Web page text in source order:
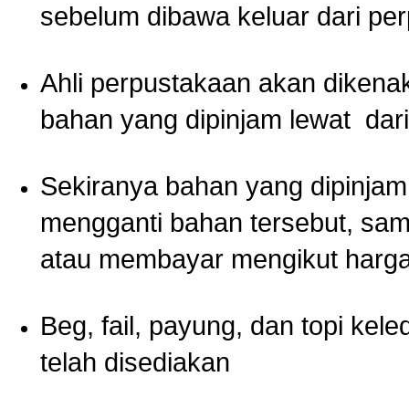
sebelum dibawa keluar dari
Ahli perpustakaan akan
bahan yang dipinjam lewat
Sekiranya bahan yang
mengganti bahan tersebut,
atau membayar mengikut
Beg, fail, payung, dan topi
telah disediakan